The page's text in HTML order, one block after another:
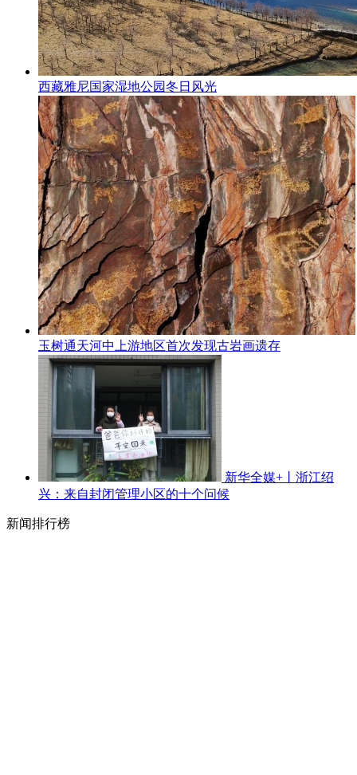
西藏雅尼国家湿地公园冬日风光
玉树通天河中上游地区首次发现古岩画遗存
新华全媒+丨浙江绍
兴：来自封闭管理小区的十个问候
新闻排行榜